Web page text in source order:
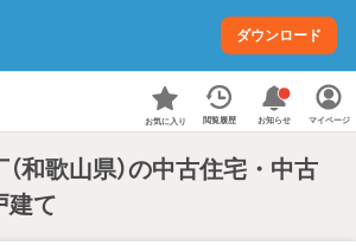
ダウンロード
お気に入り 閲覧履歴 お知らせ マイページ
和歌山県）の中古住宅・中古
建て